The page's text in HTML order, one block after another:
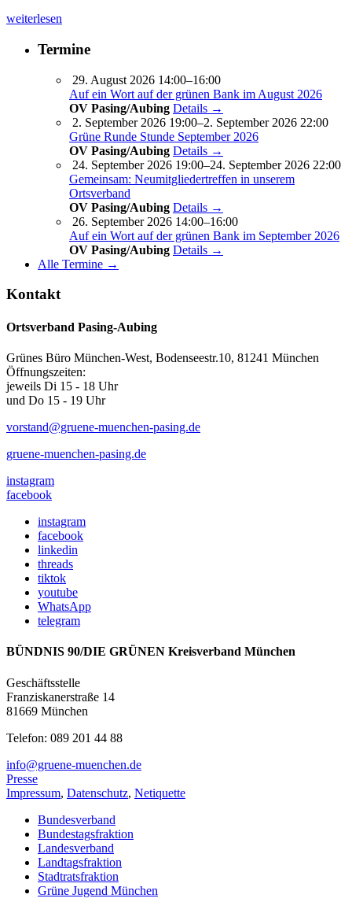
weiterlesen
Termine
29. August 2026 14:00–16:00
Auf ein Wort auf der grünen Bank im August 2026
OV Pasing/Aubing Details →
2. September 2026 19:00–2. September 2026 22:00
Grüne Runde Stunde September 2026
OV Pasing/Aubing Details →
24. September 2026 19:00–24. September 2026 22:00
Gemeinsam: Neumitgliedertreffen in unserem
Ortsverband
OV Pasing/Aubing Details →
26. September 2026 14:00–16:00
Auf ein Wort auf der grünen Bank im September 2026
OV Pasing/Aubing Details →
Alle Termine →
Kontakt
Ortsverband Pasing-Aubing
Grünes Büro München-West, Bodenseestr.10, 81241 München
Öffnungszeiten:
jeweils Di 15 - 18 Uhr
und Do 15 - 19 Uhr
vorstand@gruene-muenchen-pasing.de
gruene-muenchen-pasing.de
instagram
facebook
instagram
facebook
linkedin
threads
tiktok
youtube
WhatsApp
telegram
BÜNDNIS 90/DIE GRÜNEN Kreisverband München
Geschäftsstelle
Franziskanerstraße 14
81669 München
Telefon: 089 201 44 88
info@gruene-muenchen.de
Presse
Impressum, Datenschutz, Netiquette
Bundesverband
Bundestagsfraktion
Landesverband
Landtagsfraktion
Stadtratsfraktion
Grüne Jugend München